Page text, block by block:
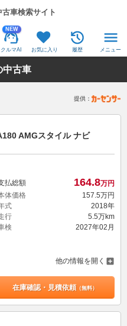
古車検索サイト
NEW
クルマAI お気に入り 履歴 メニュー
中古車
提供：
AMGスタイル ナビ
払総額 164.8万円
体価格
157.5万円
式
2018年
行
5.5万km
検
2027年02月
他の情報を開く
在庫確認・見積依頼（無料）